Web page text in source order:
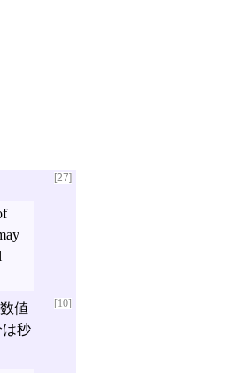
[27]
[10]
値
秒